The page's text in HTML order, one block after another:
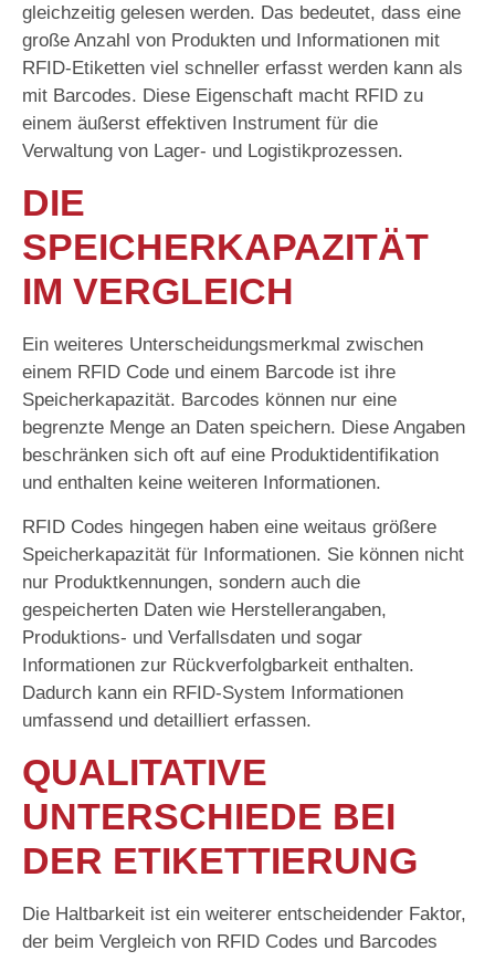
gleichzeitig gelesen werden. Das bedeutet, dass eine
große Anzahl von Produkten und Informationen mit
RFID-Etiketten viel schneller erfasst werden kann als
mit Barcodes. Diese Eigenschaft macht RFID zu
einem äußerst effektiven Instrument für die
Verwaltung von Lager- und Logistikprozessen.
DIE
SPEICHERKAPAZITÄT
IM VERGLEICH
Ein weiteres Unterscheidungsmerkmal zwischen
einem RFID Code und einem Barcode ist ihre
Speicherkapazität. Barcodes können nur eine
begrenzte Menge an Daten speichern. Diese Angaben
beschränken sich oft auf eine Produktidentifikation
und enthalten keine weiteren Informationen.
RFID Codes hingegen haben eine weitaus größere
Speicherkapazität für Informationen. Sie können nicht
nur Produktkennungen, sondern auch die
gespeicherten Daten wie Herstellerangaben,
Produktions- und Verfallsdaten und sogar
Informationen zur Rückverfolgbarkeit enthalten.
Dadurch kann ein RFID-System Informationen
umfassend und detailliert erfassen.
QUALITATIVE
UNTERSCHIEDE BEI
DER ETIKETTIERUNG
Die Haltbarkeit ist ein weiterer entscheidender Faktor,
der beim Vergleich von RFID Codes und Barcodes